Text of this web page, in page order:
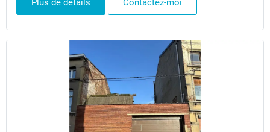
Plus de détails Contactez-moi